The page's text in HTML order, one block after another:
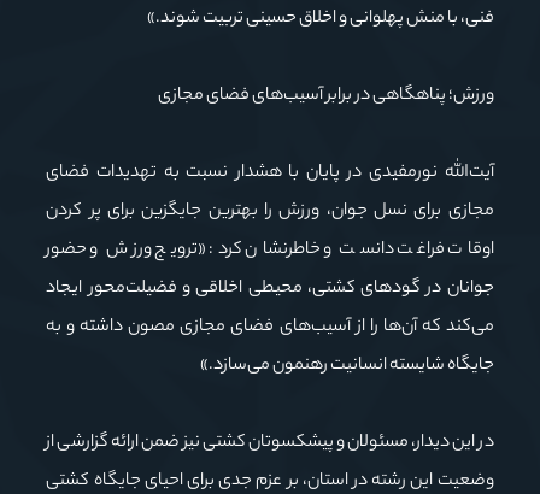
فنی، با منش پهلوانی و اخلاق حسینی تربیت شوند.»
ورزش؛ پناهگاهی در برابر آسیب‌های فضای مجازی
آیت‌الله نورمفیدی در پایان با هشدار نسبت به تهدیدات فضای
مجازی برای نسل جوان، ورزش را بهترین جایگزین برای پر کردن
اوقات فراغت دانست و خاطرنشان کرد: «ترویج ورزش و حضور
جوانان در گودهای کشتی، محیطی اخلاقی و فضیلت‌محور ایجاد
می‌کند که آن‌ها را از آسیب‌های فضای مجازی مصون داشته و به
جایگاه شایسته انسانیت رهنمون می‌سازد.»
در این دیدار، مسئولان و پیشکسوتان کشتی نیز ضمن ارائه گزارشی از
وضعیت این رشته در استان، بر عزم جدی برای احیای جایگاه کشتی